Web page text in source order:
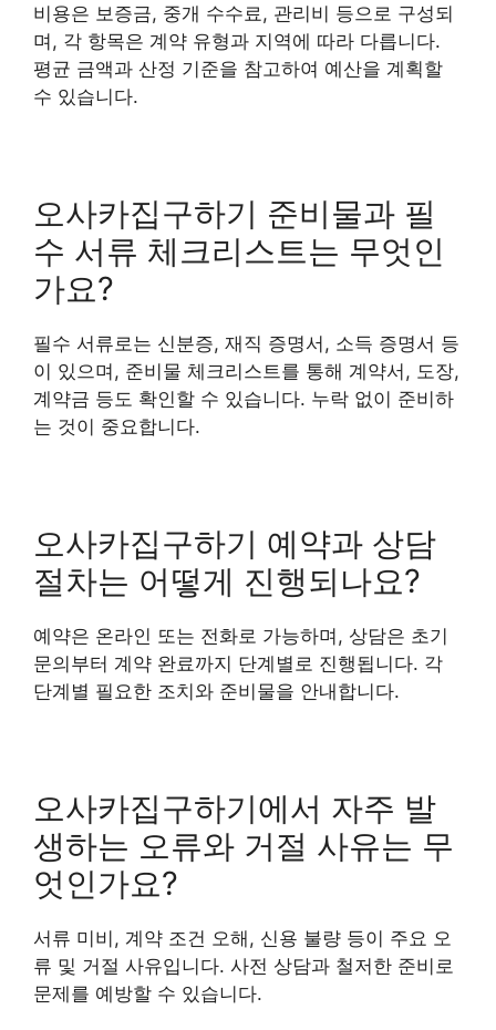
비용은 보증금, 중개 수수료, 관리비 등으로 구성되
며, 각 항목은 계약 유형과 지역에 따라 다릅니다.
평균 금액과 산정 기준을 참고하여 예산을 계획할
수 있습니다.
오사카집구하기 준비물과 필
수 서류 체크리스트는 무엇인
가요?
필수 서류로는 신분증, 재직 증명서, 소득 증명서 등
이 있으며, 준비물 체크리스트를 통해 계약서, 도장,
계약금 등도 확인할 수 있습니다. 누락 없이 준비하
는 것이 중요합니다.
오사카집구하기 예약과 상담
절차는 어떻게 진행되나요?
예약은 온라인 또는 전화로 가능하며, 상담은 초기
문의부터 계약 완료까지 단계별로 진행됩니다. 각
단계별 필요한 조치와 준비물을 안내합니다.
오사카집구하기에서 자주 발
생하는 오류와 거절 사유는 무
엇인가요?
서류 미비, 계약 조건 오해, 신용 불량 등이 주요 오
류 및 거절 사유입니다. 사전 상담과 철저한 준비로
문제를 예방할 수 있습니다.